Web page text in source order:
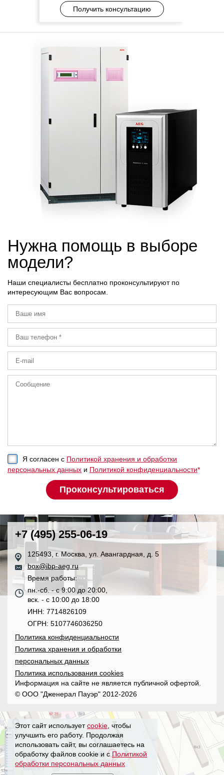
Получить консультацию
Нужна помощь в выборе
модели?
Наши специалисты бесплатно проконсультируют по
интересующим Вас вопросам.
Я согласен с Политикой хранения и обработки
персональных данных и Политикой конфиденциальности*
+7 (495) 255-06-19
125493, г. Москва, ул. Авангардная, д. 5
box@ibp-aeg.ru
Время работы:
пн.-сб. - с 9:00 до 20:00,
вск. - с 10:00 до 18:00
ИНН: 7714826109
ОГРН: 5107746036250
Политика конфиденциальности
Политика хранения и обработки
персональных данных
Политика использования cookies
Информация на сайте не является публичной офертой.
© ООО "Дженерал Пауэр" 2012-2026
Этот сайт используетcookie , чтобы
улучшить его работу. Продолжая
использовать сайт, вы соглашаетесь на
обработку файлов cookie и с Политикой
обработки персональных данных